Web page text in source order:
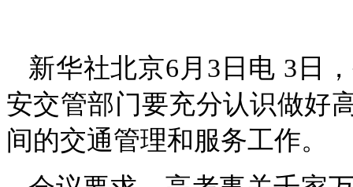
新华社北京6月3日电 3日
安交管部门要充分认识做好
间的交通管理和服务工作。